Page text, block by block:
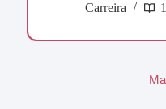
Carreira